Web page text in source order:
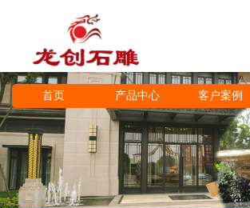
首页 产品中心 客户案例